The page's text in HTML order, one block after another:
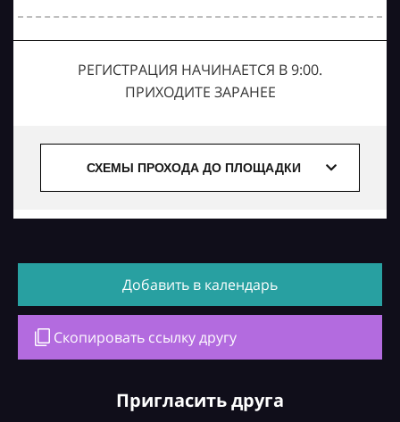
РЕГИСТРАЦИЯ НАЧИНАЕТСЯ В 9:00.
ПРИХОДИТЕ ЗАРАНЕЕ
СХЕМЫ ПРОХОДА ДО ПЛОЩАДКИ
Добавить в календарь
Скопировать ссылку другу
Пригласить друга